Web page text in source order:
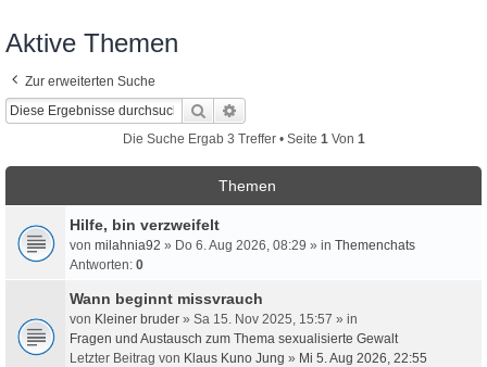
Aktive Themen
Zur erweiterten Suche
Suche
Die Suche Ergab 3 Treffer • Seite 1 Von 1
Themen
Hilfe, bin verzweifelt
von milahnia92 » Do 6. Aug 2026, 08:29 » in Themenchats
Antworten: 0
Wann beginnt missvrauch
von Kleiner bruder » Sa 15. Nov 2025, 15:57 » in
Fragen und Austausch zum Thema sexualisierte Gewalt
Letzter Beitrag von Klaus Kuno Jung » Mi 5. Aug 2026, 22:55